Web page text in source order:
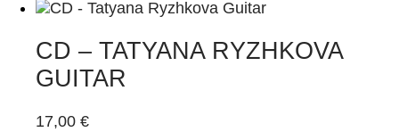
CD – TATYANA RYZHKOVA
GUITAR
17,00 €